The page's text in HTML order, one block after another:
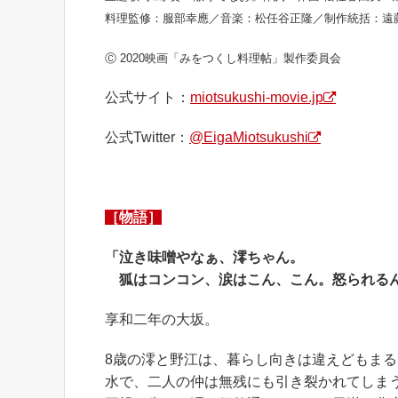
料理監修：服部幸應／音楽：松任谷正隆／制作統括：
Ⓒ 2020映画「みをつくし料理帖」製作委員会
公式サイト： miotsukushi-movie.jp
公式Twitter： @EigaMiotsukushi
［物語］
「泣き味噌やなぁ、澪ちゃん。
狐はコンコン、涙はこん、こん。怒られる
享和二年の大坂。
8歳の澪と野江は、暮らし向きは違えどもま
水で、二人の仲は無残にも引き裂かれてしま